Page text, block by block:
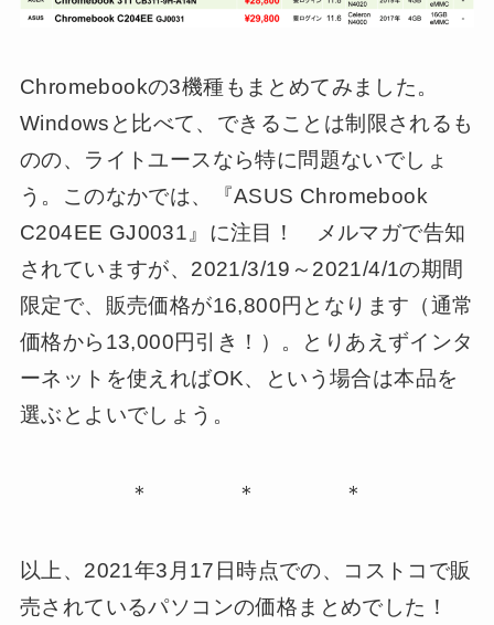
Chromebookの3機種もまとめてみました。
Windowsと比べて、できることは制限されるも
のの、ライトユースなら特に問題ないでしょ
う。このなかでは、『ASUS Chromebook
C204EE GJ0031』に注目！ メルマガで告知
されていますが、2021/3/19～2021/4/1の期間
限定で、販売価格が16,800円となります（通常
価格から13,000円引き！）。とりあえずインタ
ーネットを使えればOK、という場合は本品を
選ぶとよいでしょう。
＊ ＊ ＊
以上、2021年3月17日時点での、コストコで販
売されているパソコンの価格まとめでした！